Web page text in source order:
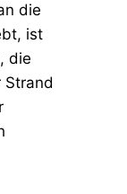
die
ist
die
Strand